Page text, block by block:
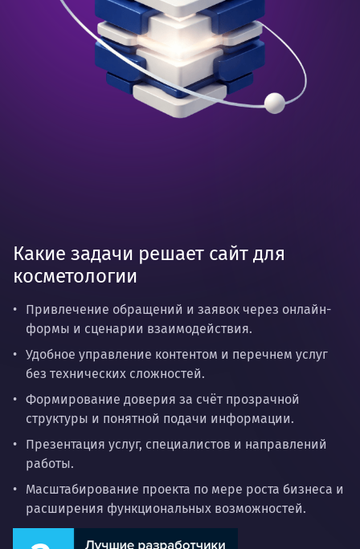
Какие задачи решает сайт для
косметологии
Привлечение обращений и заявок через онлайн-
формы и сценарии взаимодействия.
Удобное управление контентом и перечнем услуг
без технических сложностей.
Формирование доверия за счёт прозрачной
структуры и понятной подачи информации.
Презентация услуг, специалистов и направлений
работы.
Масштабирование проекта по мере роста бизнеса и
расширения функциональных возможностей.